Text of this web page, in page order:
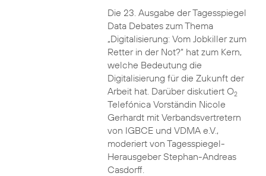
Die 23. Ausgabe der Tagesspiegel
Data Debates zum Thema
„Digitalisierung: Vom Jobkiller zum
Retter in der Not?“ hat zum Kern,
welche Bedeutung die
Digitalisierung für die Zukunft der
Arbeit hat. Darüber diskutiert O2
Telefónica Vorständin Nicole
Gerhardt mit Verbandsvertretern
von IGBCE und VDMA e.V.,
moderiert von Tagesspiegel-
Herausgeber Stephan-Andreas
Casdorff.